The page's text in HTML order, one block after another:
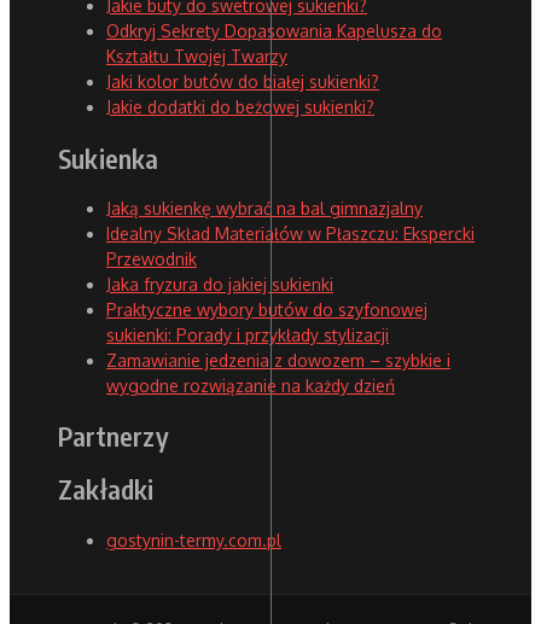
Jakie buty do swetrowej sukienki?
Odkryj Sekrety Dopasowania Kapelusza do
Kształtu Twojej Twarzy
Jaki kolor butów do białej sukienki?
Jakie dodatki do beżowej sukienki?
Sukienka
Jaką sukienkę wybrać na bal gimnazjalny
Idealny Skład Materiałów w Płaszczu: Ekspercki
Przewodnik
Jaka fryzura do jakiej sukienki
Praktyczne wybory butów do szyfonowej
sukienki: Porady i przykłady stylizacji
Zamawianie jedzenia z dowozem – szybkie i
wygodne rozwiązanie na każdy dzień
Partnerzy
Zakładki
gostynin-termy.com.pl